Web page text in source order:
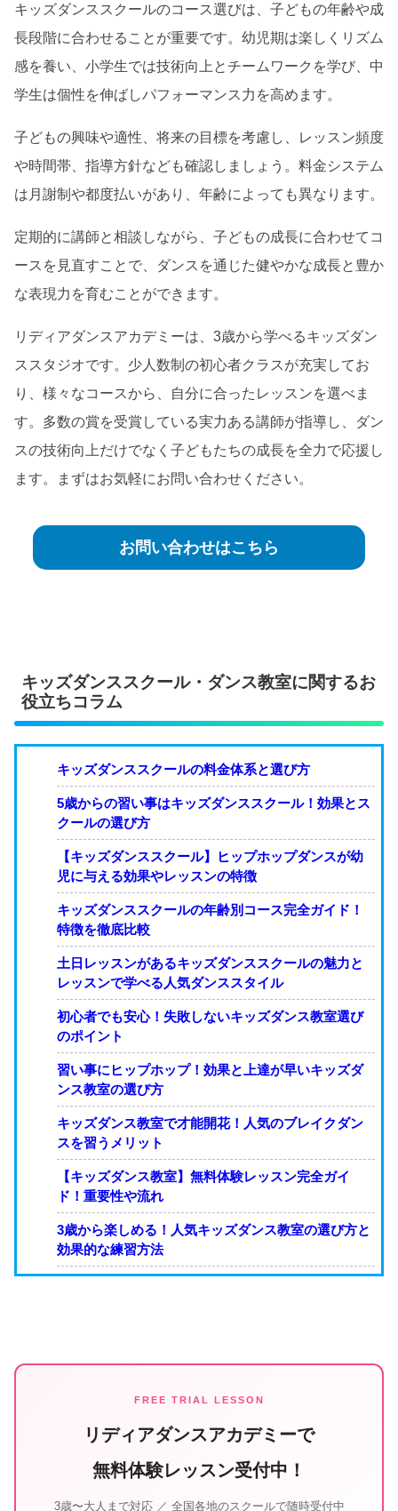
キッズダンススクールのコース選びは、子どもの年齢や成
長段階に合わせることが重要です。幼児期は楽しくリズム
感を養い、小学生では技術向上とチームワークを学び、中
学生は個性を伸ばしパフォーマンス力を高めます。
子どもの興味や適性、将来の目標を考慮し、レッスン頻度
や時間帯、指導方針なども確認しましょう。料金システム
は月謝制や都度払いがあり、年齢によっても異なります。
定期的に講師と相談しながら、子どもの成長に合わせてコ
ースを見直すことで、ダンスを通じた健やかな成長と豊か
な表現力を育むことができます。
リディアダンスアカデミーは、3歳から学べるキッズダン
ススタジオです。少人数制の初心者クラスが充実してお
り、様々なコースから、自分に合ったレッスンを選べま
す。多数の賞を受賞している実力ある講師が指導し、ダン
スの技術向上だけでなく子どもたちの成長を全力で応援し
ます。まずはお気軽にお問い合わせください。
お問い合わせはこちら
キッズダンススクール・ダンス教室に関するお
役立ちコラム
キッズダンススクールの料金体系と選び方
5歳からの習い事はキッズダンススクール！効果とス
クールの選び方
【キッズダンススクール】ヒップホップダンスが幼
児に与える効果やレッスンの特徴
キッズダンススクールの年齢別コース完全ガイド！
特徴を徹底比較
土日レッスンがあるキッズダンススクールの魅力と
レッスンで学べる人気ダンススタイル
初心者でも安心！失敗しないキッズダンス教室選び
のポイント
習い事にヒップホップ！効果と上達が早いキッズダ
ンス教室の選び方
キッズダンス教室で才能開花！人気のブレイクダン
スを習うメリット
【キッズダンス教室】無料体験レッスン完全ガイ
ド！重要性や流れ
3歳から楽しめる！人気キッズダンス教室の選び方と
効果的な練習方法
FREE TRIAL LESSON
リディアダンスアカデミーで
無料体験レッスン受付中！
3歳〜大人まで対応 ／ 全国各地のスクールで随時受付中